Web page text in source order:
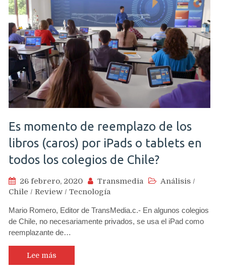
Es momento de reemplazo de los
libros (caros) por iPads o tablets en
todos los colegios de Chile?
26 febrero, 2020 Transmedia Análisis /
Chile / Review / Tecnología
Mario Romero, Editor de TransMedia.c.- En algunos colegios
de Chile, no necesariamente privados, se usa el iPad como
reemplazante de…
Lee más